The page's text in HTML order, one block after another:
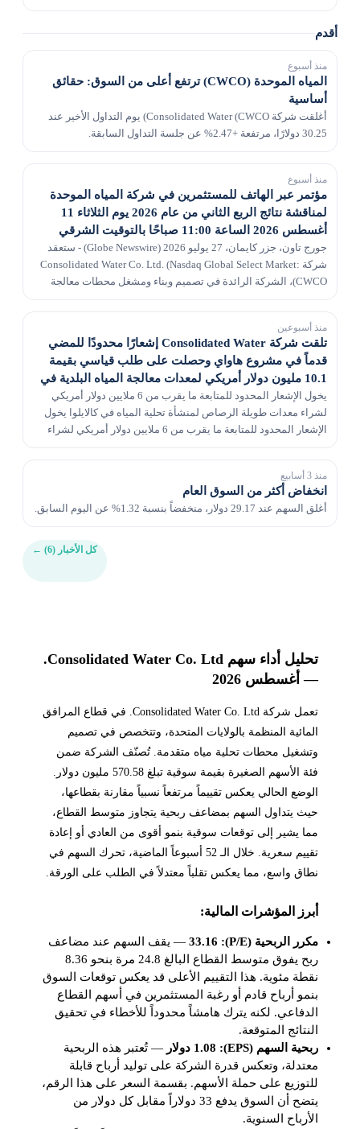
أقدم
منذ أسبوع
المياه الموحدة (CWCO) ترتفع أعلى من السوق: حقائق
أساسية
أغلقت شركة Consolidated Water (CWCO) يوم التداول الأخير عند
30.25 دولارًا، مرتفعة +2.47% عن جلسة التداول السابقة.
منذ أسبوع
مؤتمر عبر الهاتف للمستثمرين في شركة المياه الموحدة
لمناقشة نتائج الربع الثاني من عام 2026 يوم الثلاثاء 11
أغسطس 2026 الساعة 11:00 صباحًا بالتوقيت الشرقي
جورج تاون، جزر كايمان، 27 يوليو 2026 (Globe Newswire) - ستعقد
شركة Consolidated Water Co. Ltd. (Nasdaq Global Select Market:
CWCO)، الشركة الرائدة في تصميم وبناء ومشغل محطات معالجة
منذ أسبوعين
تلقت شركة Consolidated Water إشعارًا محدودًا للمضي
قدماً في مشروع هاواي وحصلت على طلب قياسي بقيمة
10.1 مليون دولار أمريكي لمعدات معالجة المياه البلدية في
فلوريدا
يخول الإشعار المحدود للمتابعة ما يقرب من 6 ملايين دولار أمريكي
لشراء معدات طويلة الرصاص لمنشأة تحلية المياه في كالايلوا يخول
الإشعار المحدود للمتابعة ما يقرب من 6 ملايين دولار أمريكي لشراء
منذ 3 أسابيع
انخفاض أكثر من السوق العام
أغلق السهم عند 29.17 دولار، منخفضاً بنسبة 1.32% عن اليوم السابق.
كل الأخبار (6) ←
تحليل أداء سهم Consolidated Water Co. Ltd.
— أغسطس 2026
تعمل شركة Consolidated Water Co. Ltd. في قطاع المرافق
المائية المنظمة بالولايات المتحدة، وتتخصص في تصميم
وتشغيل محطات تحلية مياه متقدمة. تُصنّف الشركة ضمن
فئة الأسهم الصغيرة بقيمة سوقية تبلغ 570.58 مليون دولار.
الوضع الحالي يعكس تقييماً مرتفعاً نسبياً مقارنة بقطاعها،
حيث يتداول السهم بمضاعف ربحية يتجاوز متوسط القطاع،
مما يشير إلى توقعات سوقية بنمو أقوى من العادي أو إعادة
تقييم سعرية. خلال الـ 52 أسبوعاً الماضية، تحرك السهم في
نطاق واسع، مما يعكس تقلباً معتدلاً في الطلب على الورقة.
أبرز المؤشرات المالية:
مكرر الربحية (P/E): 33.16
— يقف السهم عند مضاعف
ربح يفوق متوسط القطاع البالغ 24.8 مرة بنحو 8.36
نقطة مئوية. هذا التقييم الأعلى قد يعكس توقعات السوق
بنمو أرباح قادم أو رغبة المستثمرين في أسهم القطاع
الدفاعي. لكنه يترك هامشاً محدوداً للأخطاء في تحقيق
النتائج المتوقعة.
ربحية السهم (EPS): 1.08 دولار
— تُعتبر هذه الربحية
معتدلة، وتعكس قدرة الشركة على توليد أرباح قابلة
للتوزيع على حملة الأسهم. بقسمة السعر على هذا الرقم،
يتضح أن السوق يدفع 33 دولاراً مقابل كل دولار من
الأرباح السنوية.